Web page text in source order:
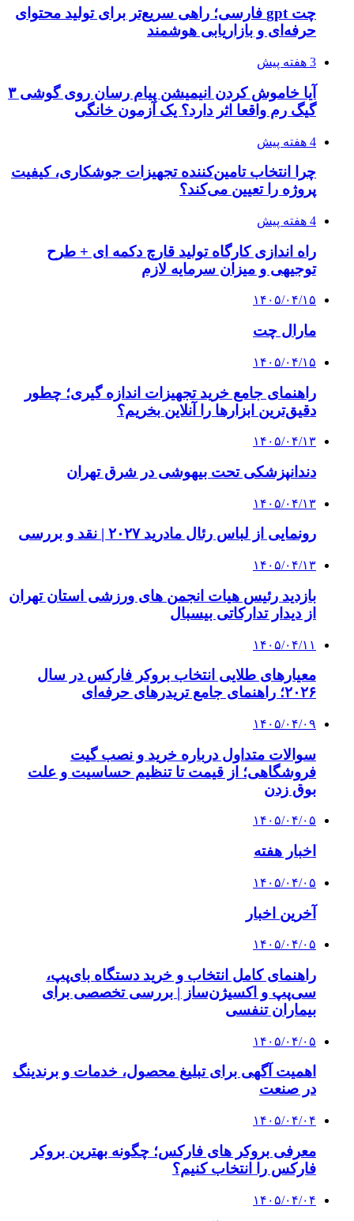
چت gpt فارسی؛ راهی سریع‌تر برای تولید محتوای
حرفه‌ای و بازاریابی هوشمند
3 هفته پیش
آیا خاموش کردن انیمیشن پیام رسان روی گوشی ۳
گیگ رم واقعا اثر دارد؟ یک آزمون خانگی
4 هفته پیش
چرا انتخاب تامین‌کننده تجهیزات جوشکاری، کیفیت
پروژه را تعیین می‌کند؟
4 هفته پیش
راه اندازی کارگاه تولید قارچ دکمه ای + طرح
توجیهی و میزان سرمایه لازم
۱۴۰۵/۰۴/۱۵
مارال چت
۱۴۰۵/۰۴/۱۵
راهنمای جامع خرید تجهیزات اندازه گیری؛ چطور
دقیق‌ترین ابزارها را آنلاین بخریم؟
۱۴۰۵/۰۴/۱۳
دندانپزشکی تحت بیهوشی در شرق تهران
۱۴۰۵/۰۴/۱۳
رونمایی از لباس رئال مادرید ۲۰۲۷ | نقد و بررسی
۱۴۰۵/۰۴/۱۳
بازدید رئیس هیات انجمن های ورزشی استان تهران
از دیدار تدارکاتی بیسبال
۱۴۰۵/۰۴/۱۱
معیارهای طلایی انتخاب بروکر فارکس در سال
۲۰۲۶؛ راهنمای جامع تریدرهای حرفه‌ای
۱۴۰۵/۰۴/۰۹
سوالات متداول درباره خرید و نصب گیت
فروشگاهی؛ از قیمت تا تنظیم حساسیت و علت
بوق زدن
۱۴۰۵/۰۴/۰۵
اخبار هفته
۱۴۰۵/۰۴/۰۵
آخرین اخبار
۱۴۰۵/۰۴/۰۵
راهنمای کامل انتخاب و خرید دستگاه بای‌پپ،
سی‌پپ و اکسیژن‌ساز | بررسی تخصصی برای
بیماران تنفسی
۱۴۰۵/۰۴/۰۵
اهمیت آگهی برای تبلیغ محصول، خدمات و برندینگ
در صنعت
۱۴۰۵/۰۴/۰۴
معرفی بروکر های فارکس؛ چگونه بهترین بروکر
فارکس را انتخاب کنیم؟
۱۴۰۵/۰۴/۰۴